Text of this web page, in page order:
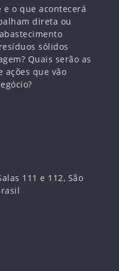
e o que acontecerá
direta ou
sólidos
Quais serão as
ações que vão
111 e 112, São